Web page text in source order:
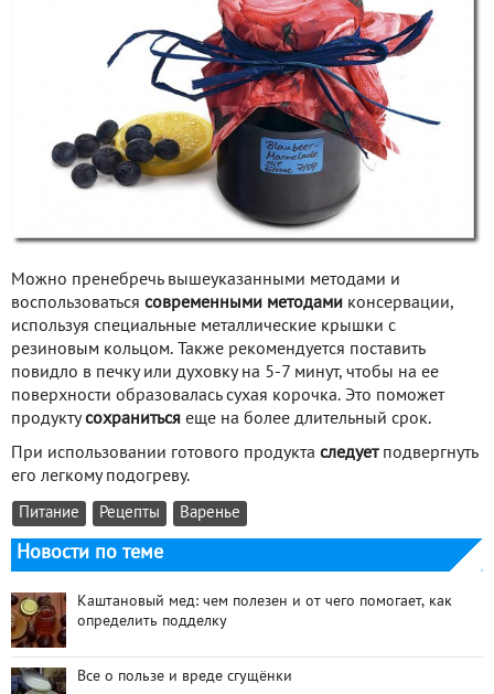
Можно пренебречь вышеуказанными методами и
воспользоваться современными методами консервации,
используя специальные металлические крышки с
резиновым кольцом. Также рекомендуется поставить
повидло в печку или духовку на 5-7 минут, чтобы на ее
поверхности образовалась сухая корочка. Это поможет
продуктусохраниться еще на более длительный срок.
При использовании готового продукта следует подвергнуть
его легкому подогреву.
Питание Рецепты Варенье
Новости по теме
Каштановый мед: чем полезен и от чего помогает, как
определить подделку
Все о пользе и вреде сгущёнки